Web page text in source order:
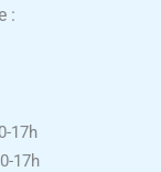
:
17h
17h